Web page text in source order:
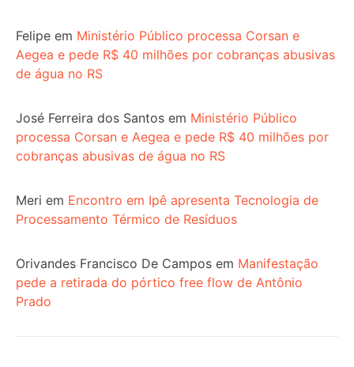
Felipe em Ministério Público processa Corsan e
Aegea e pede R$ 40 milhões por cobranças abusivas
de água no RS
José Ferreira dos Santos em Ministério Público
processa Corsan e Aegea e pede R$ 40 milhões por
cobranças abusivas de água no RS
Meri em Encontro em Ipê apresenta Tecnologia de
Processamento Térmico de Resíduos
Orivandes Francisco De Campos em Manifestação
pede a retirada do pórtico free flow de Antônio
Prado